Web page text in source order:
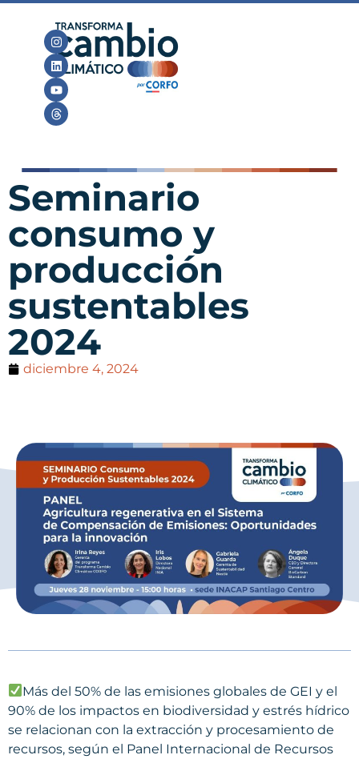
Seminario
consumo y
producción
sustentables
2024
diciembre 4, 2024
Más del 50% de las emisiones globales de GEI y el
90% de los impactos en biodiversidad y estrés hídrico
se relacionan con la extracción y procesamiento de
recursos, según el Panel Internacional de Recursos